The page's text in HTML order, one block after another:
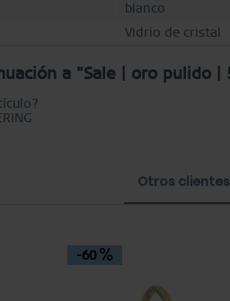
blanco
Vidrio de cristal
a "Sale | oro pulido |
Otros
-60